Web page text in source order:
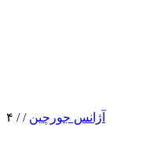
آژانس جورچین /
/ ۴